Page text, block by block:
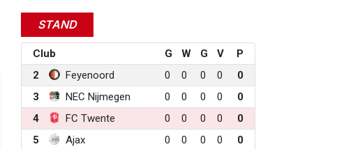
STAND
Club G W G V
P
2
Feyenoord 0 0 0 0
0
3
NEC Nijmegen 0 0 0 0
0
4
FC Twente 0 0 0 0
0
5
Ajax 0 0 0 0
0